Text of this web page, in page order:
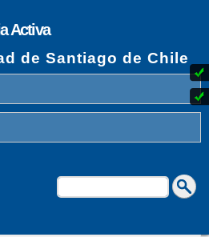
Activa
de Santiago de Chile
búsqueda
Buscar